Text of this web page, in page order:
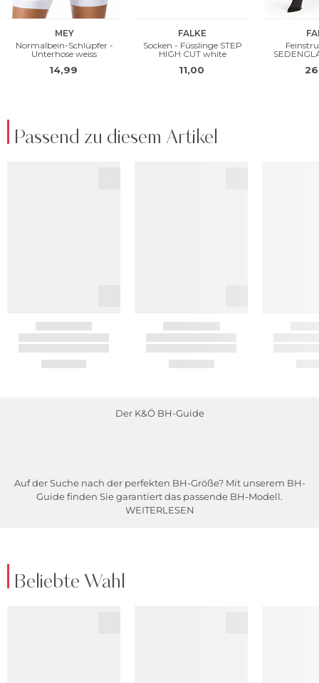
Passend zu diesem Artikel
Der K&Ö BH-Guide
Auf der Suche nach der perfekten BH-Größe? Mit unserem BH-
Guide finden Sie garantiert das passende BH-Modell.
WEITERLESEN
Beliebte Wahl